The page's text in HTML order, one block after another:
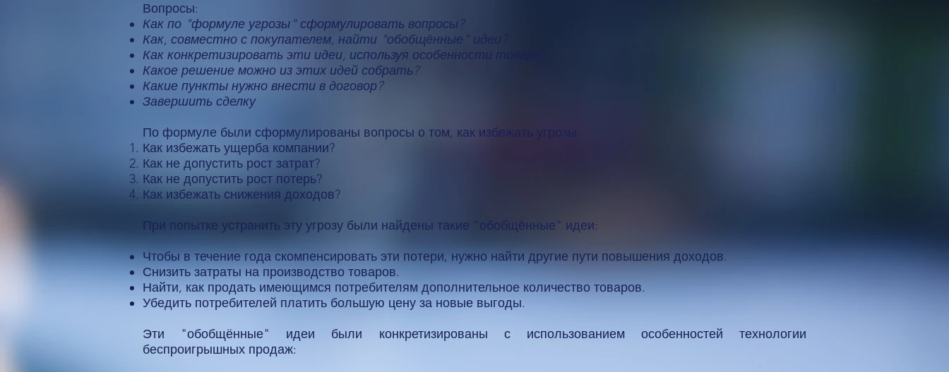
Вопросы:​
Как по "формуле угрозы" сформулировать вопросы?
Как, совместно с покупателем, найти "обобщённые" идеи?
Как конкретизировать эти идеи, используя особенности товара?
Какое решение можно из этих идей собрать?
Какие пункты нужно внести в договор?
Завершить сделку
По формуле были сформулированы вопросы о том, как избежать угрозы:
Как избежать ущерба компании?
Как не допустить рост затрат?
Как не допустить рост потерь?
Как избежать снижения доходов?
При попытке устранить эту угрозу были найдены такие "обобщённые" идеи:
Чтобы в течение года скомпенсировать эти потери, нужно найти другие пути повышения доходов.
Снизить затраты на производство товаров.
Найти, как продать имеющимся потребителям дополнительное количество товаров.
Убедить потребителей платить большую цену за новые выгоды.
Эти "обобщённые" идеи были конкретизированы с использованием особенностей технологии
беспроигрышных продаж: